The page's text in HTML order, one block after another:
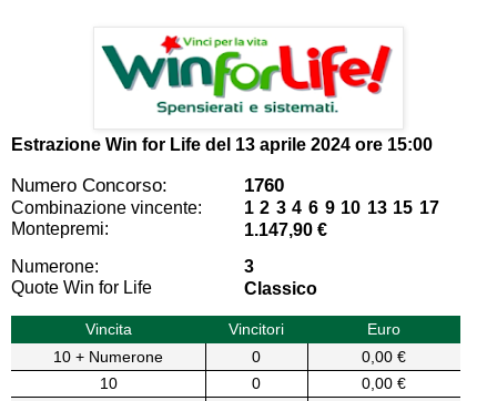
Estrazione Win for Life del 13 aprile 2024 ore 15:00
Numero Concorso: 1760
Combinazione vincente:
1 2 3 4 6 9 10 13 15 17
Montepremi:
1.147,90 €
Numerone:
3
Quote Win for Life
Classico
Vincita Vincitori
Euro
10 + Numerone
0
0,00 €
10
0
0,00 €